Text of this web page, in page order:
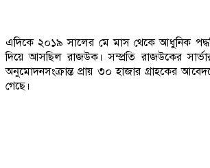
এদিকে ২০১৯ সালের মে মাস থেকে আধুনিক
দিয়ে আসছিল রাজউক। সম্প্রতি রাজউকের
অনুমোদনসংক্রান্ত প্রায় ৩০ হাজার গ্রাহকের
গেছে।